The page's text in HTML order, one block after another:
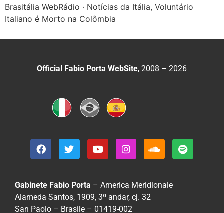
Brasitália WebRádio · Notícias da Itália, Voluntário
Italiano é Morto na Colômbia
Official Fabio Porta WebSite, 2008 – 2026
Gabinete Fabio Porta – America Meridionale
Alameda Santos, 1909, 3º andar, cj. 32
San Paolo – Brasile – 01419-002